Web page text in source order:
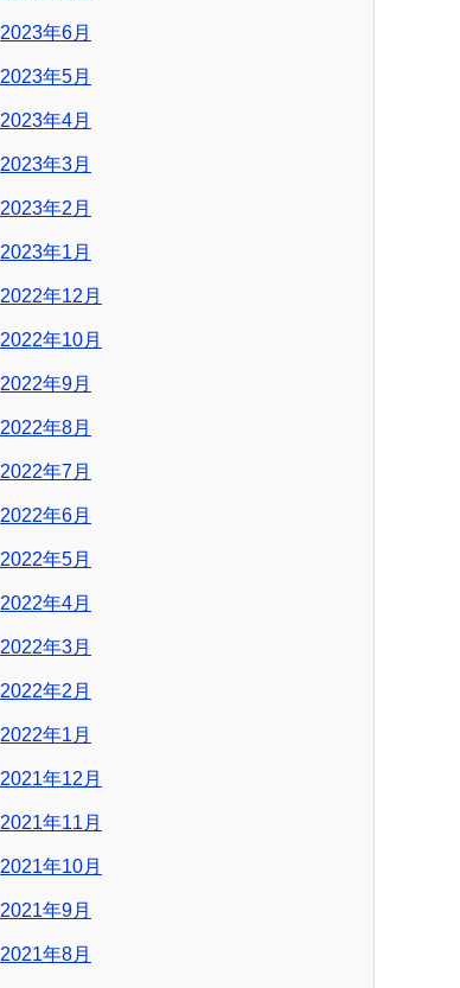
2023年6月
2023年5月
2023年4月
2023年3月
2023年2月
2023年1月
2022年12月
2022年10月
2022年9月
2022年8月
2022年7月
2022年6月
2022年5月
2022年4月
2022年3月
2022年2月
2022年1月
2021年12月
2021年11月
2021年10月
2021年9月
2021年8月